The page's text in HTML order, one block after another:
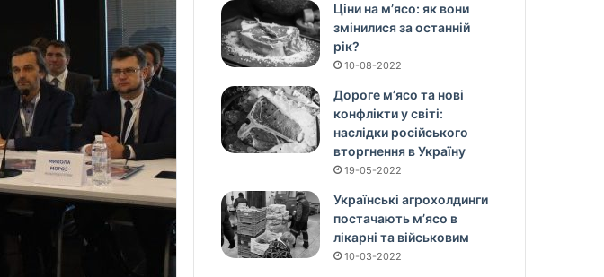
Ціни на м’ясо: як вони
змінилися за останній
рік?
10-08-2022
Дороге м’ясо та нові
конфлікти у світі:
наслідки російського
вторгнення в Україну
19-05-2022
Українські агрохолдинги
постачають м’ясо в
лікарні та військовим
10-03-2022